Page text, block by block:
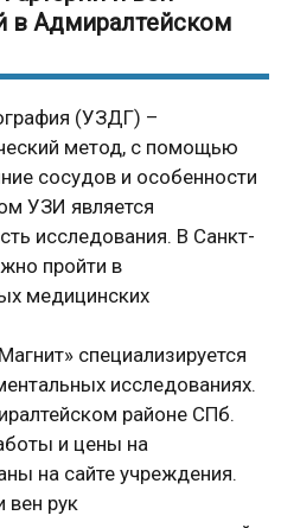
в Адмиралтейском
(УЗДГ) –
метод, с помощью
сосудов и особенности
УЗИ является
исследования. В Санкт-
пройти в
медицинских
специализируется
исследованиях.
районе СПб.
и цены на
на сайте учреждения.
вен рук